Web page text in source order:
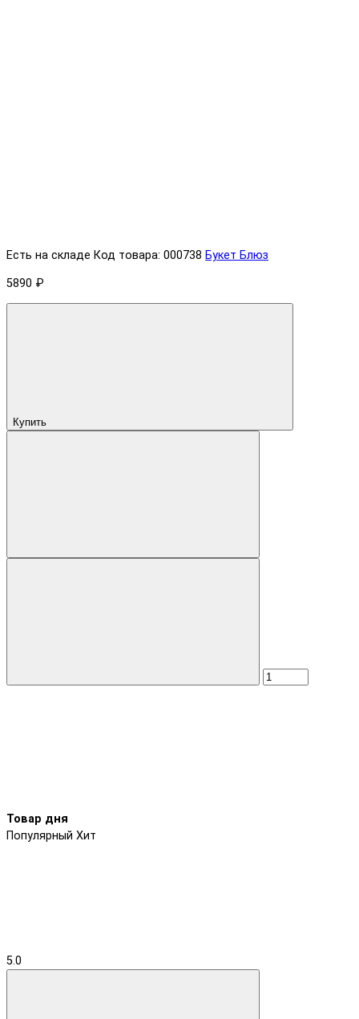
Есть на складе Код товара: 000738 Букет Блюз
5890 ₽
Купить
Товар дня
Популярный Хит
5.0